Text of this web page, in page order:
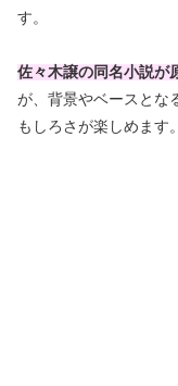
す。
佐々木譲の同名小説が
が、背景やベースとな
もしろさが楽しめます。